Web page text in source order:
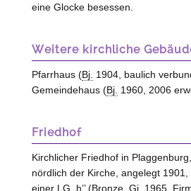
eine Glocke besessen.
Weitere kirchliche
Pfarrhaus (Bj. 1904, baulich
Gemeindehaus (Bj. 1960, 2006
Friedhof
Kirchlicher Friedhof in
nördlich der Kirche, angelegt 1901,
einer LG, h’’ (Bronze, Gj. 1965,